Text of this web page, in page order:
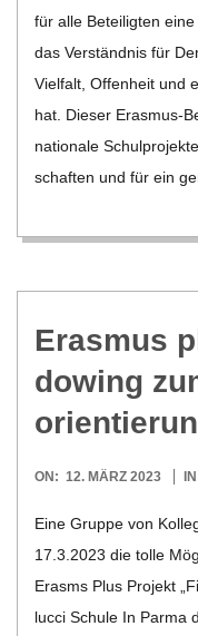
für alle Betei­lig­ten
das Ver­ständ­nis für
Viel­falt, Offen­heit und
hat. Die­ser Eras­­mus-
na­tio­nale
schaf­ten und für ein
Eras­mus
dowing
2023-
ON: 12. MÄRZ 2023
Eine Gruppe von
17.3.2023 die tolle
Erasms Plus Pro­jekt
lucci Schule In Parma